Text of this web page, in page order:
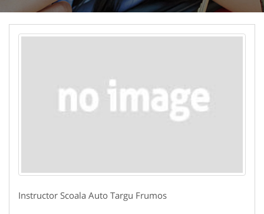
Instructor Scoala Auto Targu Frumos